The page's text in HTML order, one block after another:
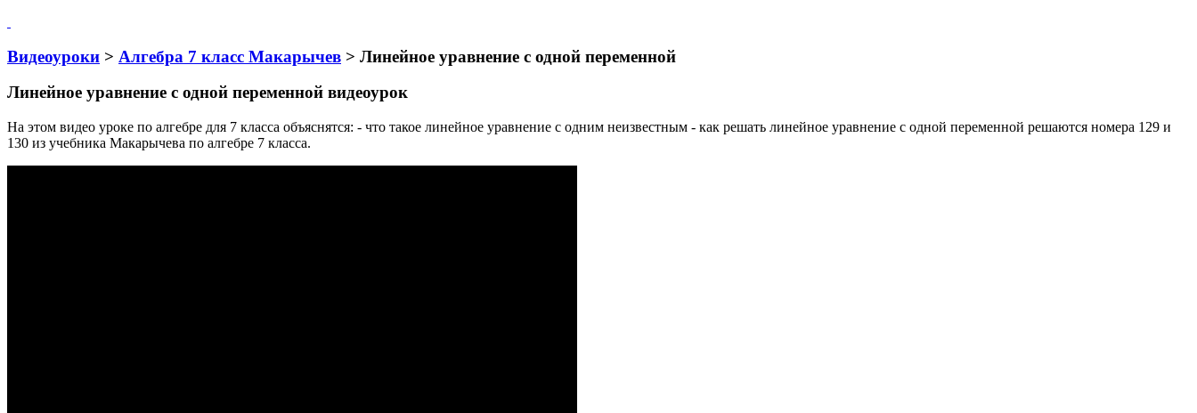
Видеоуроки > Алгебра 7 класс Макарычев > Линейное уравнение с одной переменной
Линейное уравнение с одной переменной видеоурок
На этом видео уроке по алгебре для 7 класса объяснятся: - что такое линейное уравнение с одним неизвестным - как решать линейное уравнение с одной переменной решаются номера 129 и
130 из учебника Макарычева по алгебре 7 класса.